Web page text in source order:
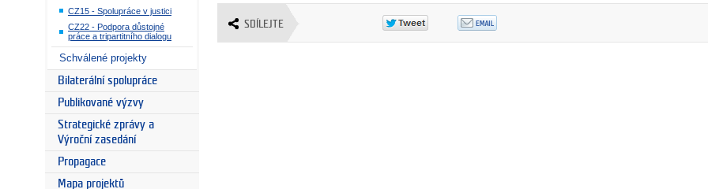
CZ15 - Spolupráce v justici
CZ22 - Podpora důstojné
práce a tripartitního dialogu
Schválené projekty
Bilaterální spolupráce
Publikované výzvy
Strategické zprávy a
Výroční zasedání
Propagace
Mapa projektů
SDÍLEJTE